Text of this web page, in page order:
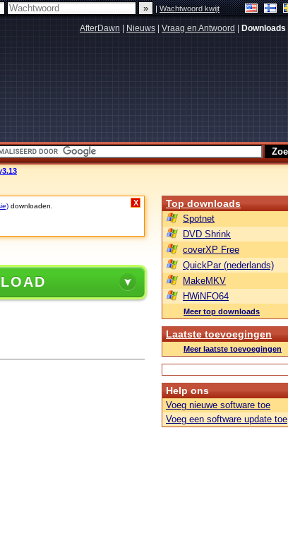
|Wachtwoord kwijt
AfterDawn Nieuws Vraag en Antwoord Downloads
downloaden. X Top downloads
Spotnet
DVD Shrink
coverXP Free
QuickPar (nederlands)
MakeMKV
HWiNFO64
Meer top downloads
Laatste toevoegingen
Meer laatste toevoegingen
Help ons
Voeg nieuwe software toe
Voeg een software update toe